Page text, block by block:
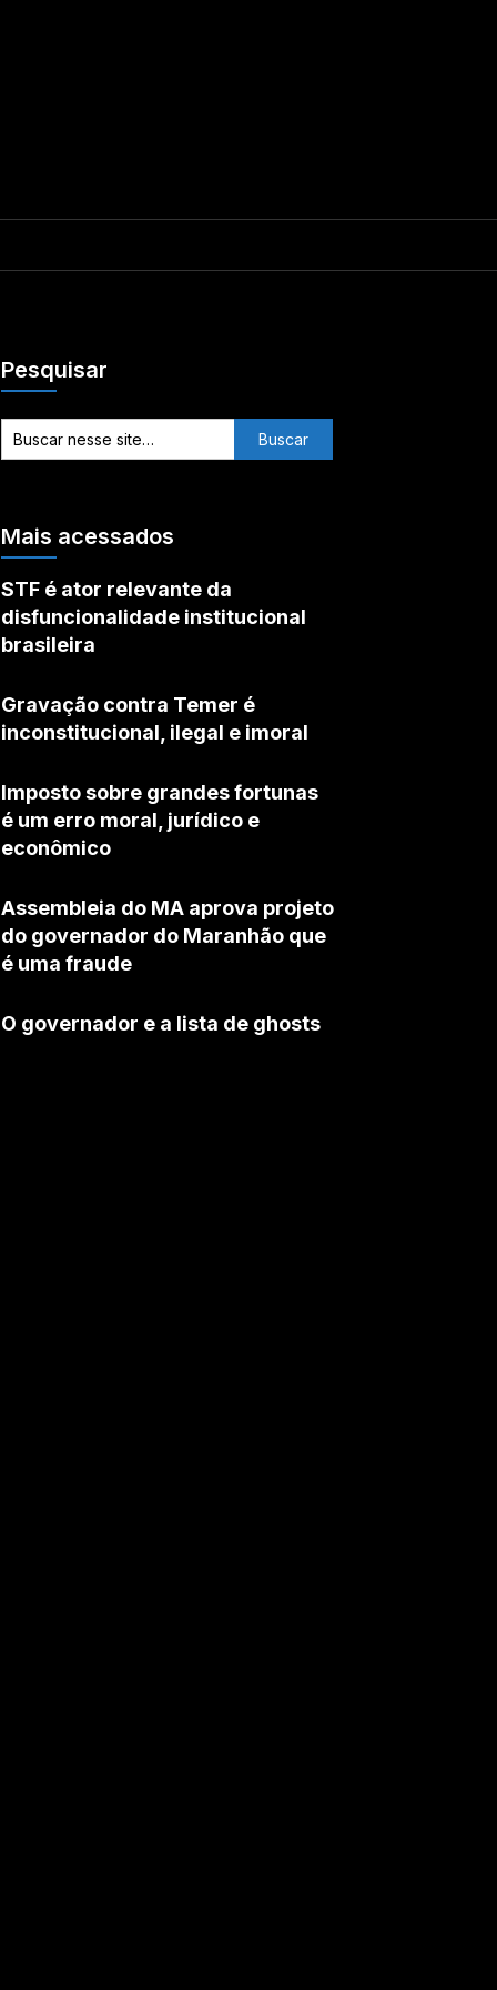
Pesquisar
Mais acessados
STF é ator relevante da
disfuncionalidade institucional
brasileira
Gravação contra Temer é
inconstitucional, ilegal e imoral
Imposto sobre grandes fortunas
é um erro moral, jurídico e
econômico
Assembleia do MA aprova projeto
do governador do Maranhão que
é uma fraude
O governador e a lista de ghosts